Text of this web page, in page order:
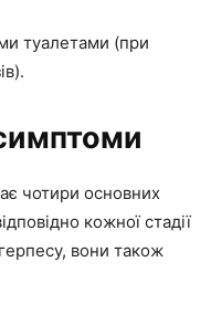
туалетами (при
чотири основних
кожної стадії
вони також